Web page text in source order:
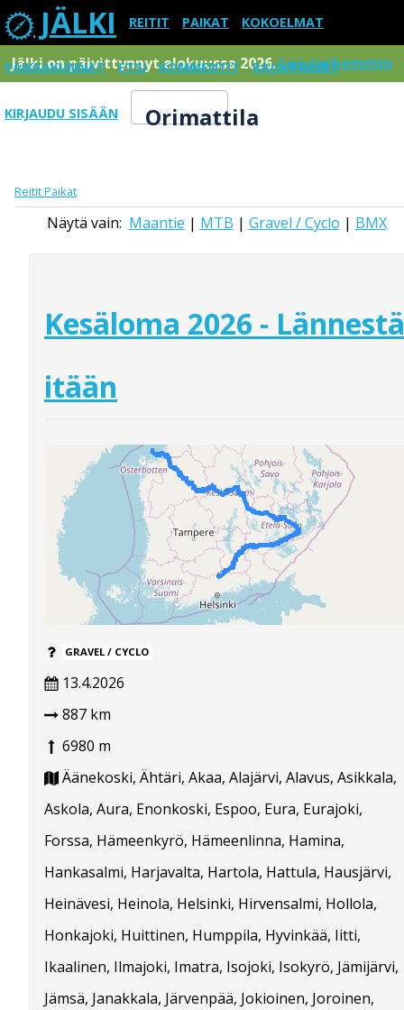
JÄLKI REITIT PAIKAT KOKOELMAT
PAIKKAKUNNAT ETSI KOMMENTIT RAJOITUKSET
KIRJAUDU SISÄÄN Menu
Jälki on päivittynnyt elokuussa 2026.Lue tarkemmin
Orimattila
ReititPaikat
Näytä vain: Maantie | MTB | Gravel / Cyclo | BMX
Kesäloma 2026 - Lännestä
itään
GRAVEL / CYCLO
13.4.2026
887 km
6980 m
Äänekoski, Ähtäri, Akaa, Alajärvi, Alavus, Asikkala,
Askola, Aura, Enonkoski, Espoo, Eura, Eurajoki,
Forssa, Hämeenkyrö, Hämeenlinna, Hamina,
Hankasalmi, Harjavalta, Hartola, Hattula, Hausjärvi,
Heinävesi, Heinola, Helsinki, Hirvensalmi, Hollola,
Honkajoki, Huittinen, Humppila, Hyvinkää, Iitti,
Ikaalinen, Ilmajoki, Imatra, Isojoki, Isokyrö, Jämijärvi,
Jämsä, Janakkala, Järvenpää, Jokioinen, Joroinen,